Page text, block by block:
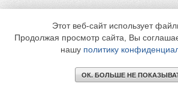
Этот веб-сайт использует
Продолжая просмотр сайта, Вы
нашу политику
ОК. БОЛЬШЕ НЕ